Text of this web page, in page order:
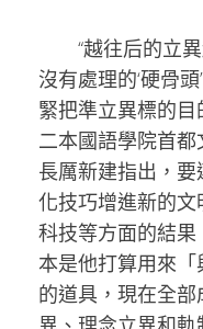
“越往后的立異
沒有處理的‘硬骨
緊把準立異標的
二本國語學院首
長厲新建指出，
化技巧增進新的
科技等方面的結
本是他打算用來「
的道具，現在全